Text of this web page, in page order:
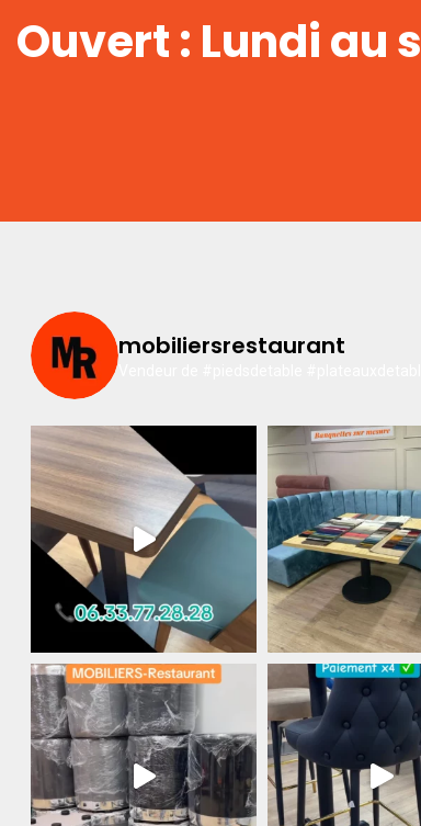
Ouvert : Lundi au
mobiliersrestaurant